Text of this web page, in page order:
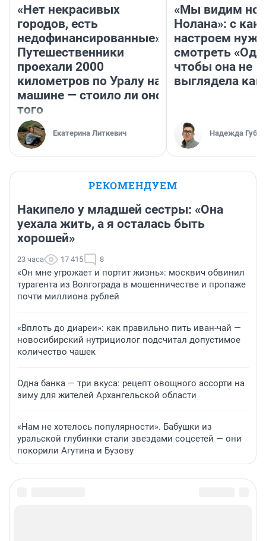
«Нет некрасивых
городов, есть
недофинансированные».
Путешественники
проехали 2000
километров по Уралу на
машине — стоило ли оно
того
Екатерина Литкевич
«Мы видим
Нолана»: с
настроем
смотреть
чтобы она не
выглядела как
Надежда
РЕКОМЕНДУЕМ
Накипело у младшей сестры: «Она
уехала жить, а я осталась быть
хорошей»
23 часа 17 415 8
«Он мне угрожает и портит жизнь»: москвич обвинил
турагента из Волгограда в мошенничестве и пропаже
почти миллиона рублей
«Вплоть до диареи»: как правильно пить иван-чай —
новосибирский нутрициолог подсчитал допустимое
количество чашек
Одна банка — три вкуса: рецепт овощного ассорти на
зиму для жителей Архангельской области
«Нам не хотелось популярности». Бабушки из
уральской глубинки стали звездами соцсетей — они
покорили Агутина и Бузову